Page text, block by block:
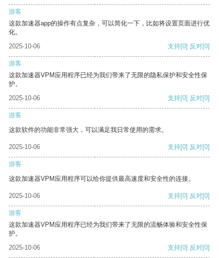
游客
这款加速器app的操作有点复杂，可以简化一下，比如将设置页面进行优
化。
2025-10-06
支持[0] 反对[0]
游客
这款加速器VPM应用程序已经为我们带来了无限的隐私保护和安全性保
护。
2025-10-06
支持[0] 反对[0]
游客
这款软件的功能非常强大，可以满足我日常使用的需求。
2025-10-06 支持[0] 反对[0]
游客
这款加速器VPM应用程序可以给你提供最高速度和安全性的连接。
2025-10-06 支持[0] 反对[0]
游客
这款加速器VPM应用程序已经为我们带来了无限的流畅体验和安全性保
护。
2025-10-06
支持[0] 反对[0]